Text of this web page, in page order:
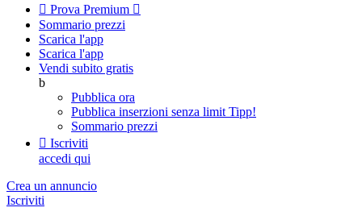
 Prova Premium 
Sommario prezzi
Scarica l'app
Scarica l'app
Vendi subito gratis
b
Pubblica ora
Pubblica inserzioni senza limit Tipp!
Sommario prezzi
 Iscriviti
accedi qui
Crea un annuncio
Iscriviti